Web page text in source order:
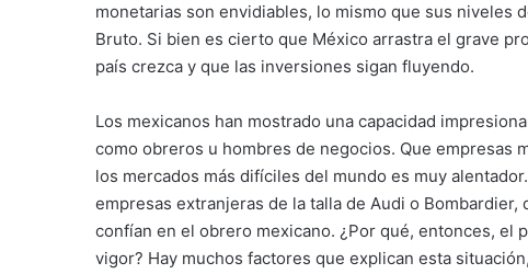
monetarias son envidiables, lo mismo que sus niveles
Bruto. Si bien es cierto que México arrastra el grave
país crezca y que las inversiones sigan fluyendo.
Los mexicanos han mostrado una capacidad
como obreros u hombres de negocios. Que empresas
los mercados más difíciles del mundo es muy
empresas extranjeras de la talla de Audi o
confían en el obrero mexicano. ¿Por qué, entonces, el
vigor? Hay muchos factores que explican esta